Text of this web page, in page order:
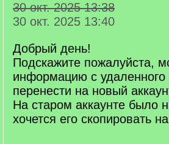
30 окт. 2025 13:38
30 окт. 2025 13:40
Добрый день!
Подскажите пожалуйста,
информацию с удаленного
перенести на новый
На старом аккаунте было
хочется его скопировать